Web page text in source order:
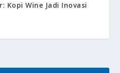
Kopi Wine Jadi Inovasi